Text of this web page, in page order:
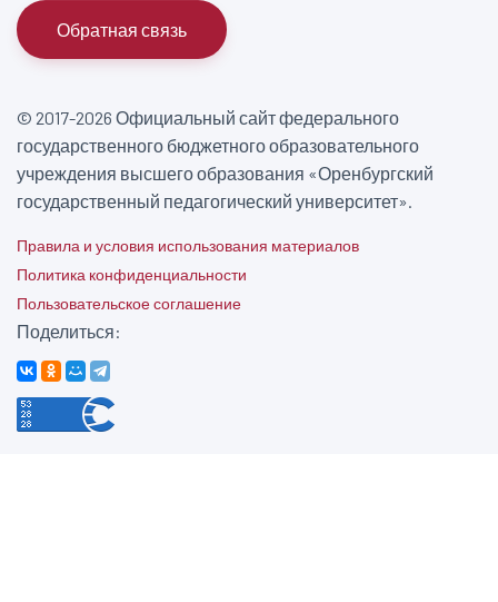
Обратная связь
© 2017-2026 Официальный сайт федерального
государственного бюджетного образовательного
учреждения высшего образования «Оренбургский
государственный педагогический университет».
Правила и условия использования материалов
Политика конфиденциальности
Пользовательское соглашение
Поделиться: